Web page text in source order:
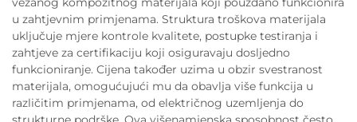
u zahtjevnim primjenama. Struktura troškova materijala
uključuje mjere kontrole kvalitete, postupke testiranja i
zahtjeve za certifikaciju koji osiguravaju dosljedno
funkcioniranje. Cijena također uzima u obzir svestranost
materijala, omogućujući mu da obavlja više funkcija u
različitim primjenama, od električnog uzemljenja do